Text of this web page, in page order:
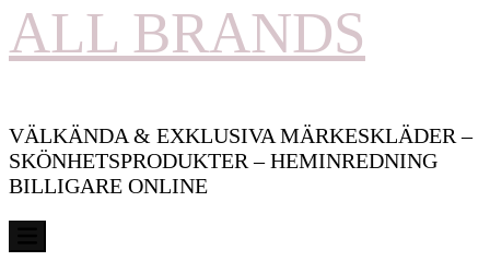
ALL BRANDS
VÄLKÄNDA & EXKLUSIVA MÄRKESKLÄDER –
SKÖNHETSPRODUKTER – HEMINREDNING
BILLIGARE ONLINE